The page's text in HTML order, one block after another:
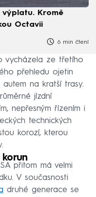
Kromě
Octavii
6 min čtení
vycházela ze třetího
přehledu ojetin
na kratší trasy.
jízdní
nepřesným řízením i
technických
korozí, kterou
korun
přitom má velmi
V současnosti
druhé generace se